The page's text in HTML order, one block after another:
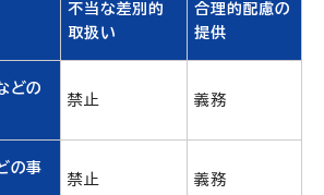
不当な差別的
取扱い
合理的配慮の
提供
どの
禁止 義務
の事
禁止 義務